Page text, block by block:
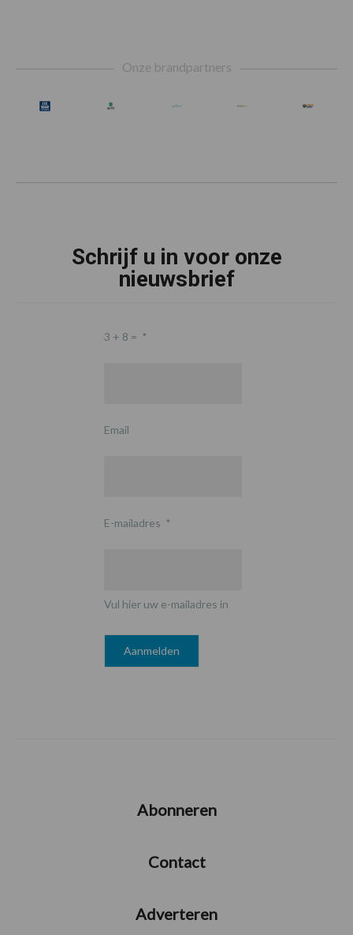
Onze brandpartners
Schrijf u in voor onze
nieuwsbrief
3 + 8 = *
Email
E-mailadres *
Vul hier uw e-mailadres in
Abonneren
Contact
Adverteren